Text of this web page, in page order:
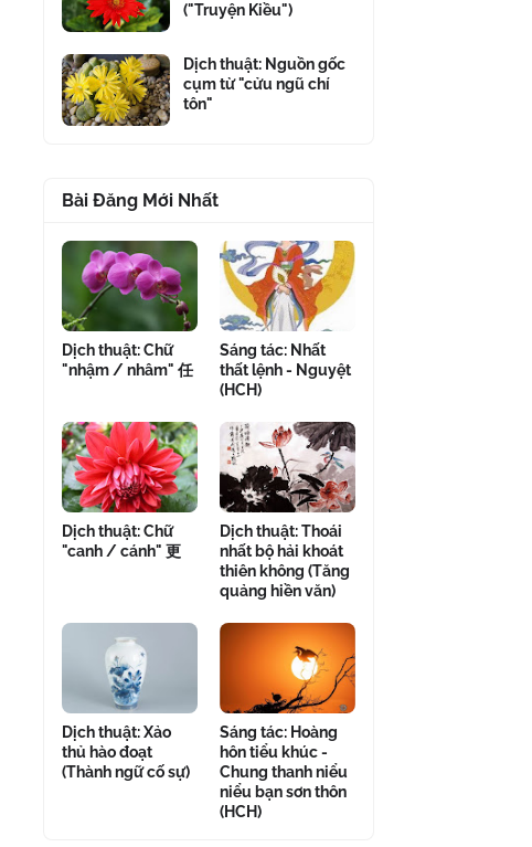
("Truyện Kiều")
Dịch thuật: Nguồn gốc
cụm từ "cửu ngũ chí
tôn"
Bài Đăng Mới Nhất
Dịch thuật: Chữ
"nhậm / nhâm" 任
Sáng tác: Nhất
thất lệnh - Nguyệt
(HCH)
Dịch thuật: Chữ
"canh / cánh" 更
Dịch thuật: Thoái
nhất bộ hải khoát
thiên không (Tăng
quảng hiền văn)
Dịch thuật: Xảo
thủ hào đoạt
(Thành ngữ cố sự)
Sáng tác: Hoàng
hôn tiểu khúc -
Chung thanh niểu
niểu bạn sơn thôn
(HCH)